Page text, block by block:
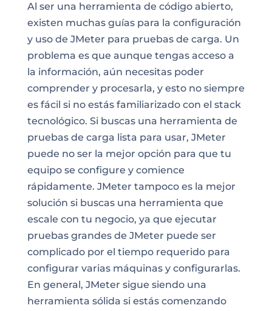
Al ser una herramienta de código abierto,
existen muchas guías para la configuración
y uso de JMeter para pruebas de carga. Un
problema es que aunque tengas acceso a
la información, aún necesitas poder
comprender y procesarla, y esto no siempre
es fácil si no estás familiarizado con el stack
tecnológico. Si buscas una herramienta de
pruebas de carga lista para usar, JMeter
puede no ser la mejor opción para que tu
equipo se configure y comience
rápidamente. JMeter tampoco es la mejor
solución si buscas una herramienta que
escale con tu negocio, ya que ejecutar
pruebas grandes de JMeter puede ser
complicado por el tiempo requerido para
configurar varias máquinas y configurarlas.
En general, JMeter sigue siendo una
herramienta sólida si estás comenzando